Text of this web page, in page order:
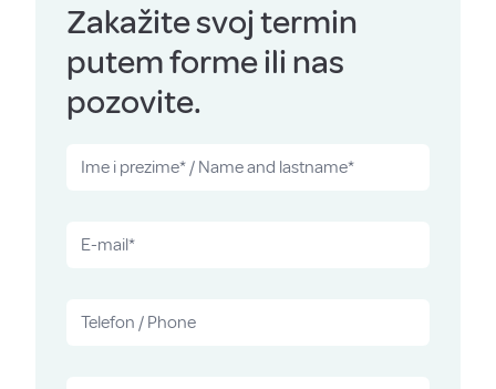
Zakažite svoj termin
putem forme ili nas
pozovite.